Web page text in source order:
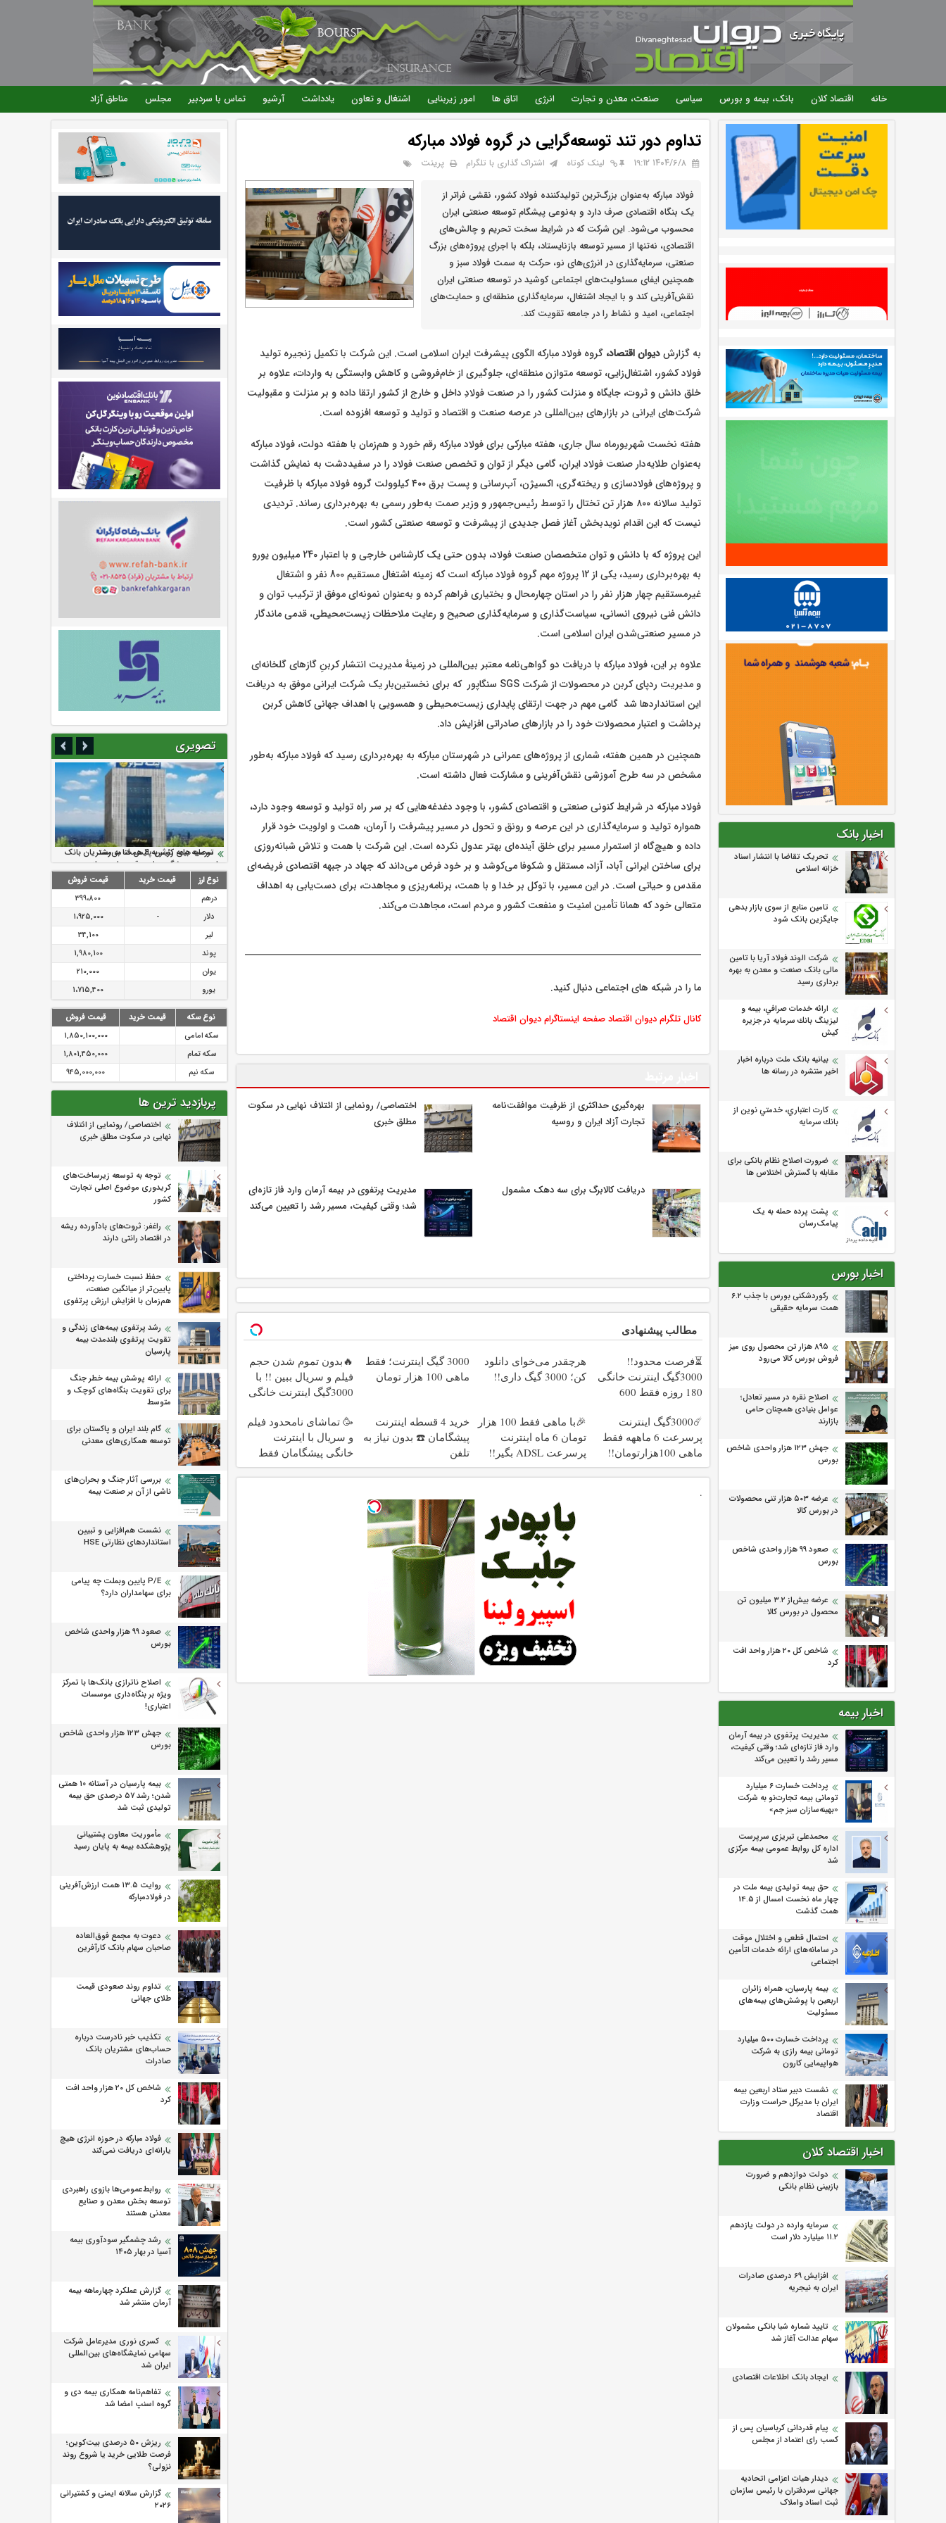
رفتن
به
محتوای
اصلی
خانه اقتصاد کلان بانک، بیمه و بورس سیاسی صنعت، معدن و تجارت انرژی اتاق ها امور زیربنایی اشتغال و تعاون یادداشت آرشیو تماس با سردبیر مجلس مناطق آزاد
اخبار بانک
تحریک تقاضا با انتشار اسناد
خزانه اسلامی
تامین منابع از سوی بازار بدهی
جایگزین بانک شود
شرکت الوند فولاد آریا با تامین
مالی بانک صنعت و معدن به بهره
برداری رسید
ارائه خدمات صرافي، بيمه و
ليزينگ بانك سرمايه در جزيره
كيش
بیانیه بانک ملت درباره اخبار
اخیر منتشره در رسانه ها
كارت اعتباري، خدمتي نوين از
بانك سرمايه
ضرورت اصلاح نظام بانکی برای
مقابله با گسترش اختلاس ها
پشت پرده حمله به یک
پیامک‌رسان
اخبار بورس
رکوردشکنی بورس با جذب ۶.۲
همت سرمایه حقیقی
۸۹۵ هزار تن محصول روی میز
فروش بورس کالا می‌‌رود
اصلاح نقره در مسیر تعادل؛
عوامل بنیادی همچنان حامی
بازارند
جهش ۱۲۳ هزار واحدی شاخص
بورس
عرضه ۵۰۳ هزار تنی محصولات
در بورس کالا
صعود ۹۹ هزار واحدی شاخص
بورس
عرضه بیش‌از ۳.۲ میلیون تن
محصول در بورس کالا
شاخص کل ۲۰ هزار واحد افت
کرد
اخبار بیمه
مدیریت پرتفوی در بیمه آرمان
وارد فاز تازه‌ای شد؛ وقتی کیفیت،
مسیر رشد را تعیین می‌کند
پرداخت خسارت ۶ میلیارد
تومانی بیمه تجارت‌نو به شرکت
«بهینه‌سازان سبز جم»
محمدعلی تبریزی سرپرست
اداره كل روابط عمومی بیمه مركزی
شد
حق بیمه تولیدی بیمه ملت در
چهار ماه نخست امسال از 14.5
همت گذشت
احتمال قطعی و اختلال موقت
در سامانه‌های ارائه خدمات اتأمین
اجتماعی
بیمه پارسیان، همراه زائران
اربعین با پوشش‌های بیمه‌های
مسئولیت
پرداخت خسارت ۵۰۰ میلیارد
تومانی بیمه رازی به شرکت
هواپیمایی کارون
نشست دبیر ستاد اربعین بیمه
ایران با مدیرکل حراست وزارت
اقتصاد
اخبار اقتصاد کلان
دولت دوازدهم و ضرورت
بازبینی نظام بانکی
سرمایه وارده در دولت یازدهم
۱۱.۲ میلیارد دلار است
افزایش 69 درصدی صادرات
ایران به نیجریه
تایید شماره شبا بانکی مشمولان
سهام عدالت آغاز شد
ایجاد بانک اطلاعات اقتصادی
پیام قدردانی کرباسیان پس از
کسب رای اعتماد از مجلس
دیدار هیات اعزامی اتحادیه
جهانی سردفتران با رئیس سازمان
ثبت اسناد واملاک
تداوم دور تند توسعه‌گرایی در گروه فولاد مباركه
۱۴۰۴/۶/۸ 19:12 لینک کوتاه اشتراک گذاری با تلگرام پرینت
فولاد مبارکه به‌عنوان بزرگ‌ترین تولیدکننده فولاد کشور، نقشی فراتر از
یک بنگاه اقتصادی صرف دارد و به‌نوعی پیشگام توسعه صنعتی ایران
محسوب می‌شود. این شرکت که در شرایط سخت تحریم و چالش‌های
اقتصادی، نه‌تنها از مسیر توسعه بازنایستاد، بلکه با اجرای پروژه‌های بزرگ
صنعتی، سرمایه‌گذاری در انرژی‌های نو، حرکت به سمت فولاد سبز و
همچنین ایفای مسئولیت‌های اجتماعی کوشید در توسعه صنعتی ایران
نقش‌آفرینی کند و با ایجاد اشتغال، سرمایه‌گذاری منطقه‌ای و حمایت‌های
اجتماعی، امید و نشاط را در جامعه تقویت کند.
به گزارشدیوان اقتصاد، گروه فولاد مبارکه الگوی پیشرفت ایران اسلامی است. این شرکت با تکمیل زنجیره تولید
فولاد کشور، اشتغال‌زایی، توسعه متوازن منطقه‌ای، جلوگیری از خام‌فروشی و کاهش وابستگی به واردات، علاوه بر
خلق دانش و ثروت، جایگاه و منزلت کشور را در صنعت فولادِ داخل و خارج از کشور ارتقا داده و بر منزلت و مقبولیت
شرکت‌های ایرانی در بازارهای بین‌المللی در عرصه صنعت و اقتصاد و تولید و توسعه افزوده است.
هفته نخست شهریورماه سال جاری، هفته مبارکی برای فولاد مبارکه رقم خورد و هم‌زمان با هفته دولت، فولاد مبارکه
به‌عنوان طلایه‌دار صنعت فولاد ایران، گامی دیگر از توان و تخصص صنعت فولاد را در سفیددشت به نمایش گذاشت
و پروژه‌های فولادسازی و ریخته‌گری، اکسیژن، آب‌رسانی و پست برق ۴۰۰ کیلوولت گروه فولاد مبارکه با ظرفیت
تولید سالانه ۸۰۰ هزار تن تختال را توسط رئیس‌جمهور و وزیر صمت به‌طور رسمی به بهره‌برداری رساند. تردیدی
نیست که این اقدام نویدبخش آغاز فصل جدیدی از پیشرفت و توسعه صنعتی کشور است.
این پروژه که با دانش و توان متخصصان صنعت فولاد، بدون حتی یک کارشناس خارجی و با اعتبار 240 میلیون یورو
به بهره‌برداری رسید، یکی از 12 پروژه مهم گروه فولاد مبارکه است که زمینه اشتغال مستقیم 800 نفر و اشتغال
غیرمستقیم چهار هزار نفر را در استان چهارمحال و بختیاری فراهم کرده و به‌عنوان نمونه‌ای موفق از ترکیب توان و
دانش فنی نیروی انسانی، سیاست‌گذاری و سرمایه‌گذاری صحیح و رعایت ملاحظات زیست‌محیطی، قدمی ماندگار
در مسیر صنعتی‌شدن ایران اسلامی است.
علاوه بر این، فولاد مبارکه با دریافت دو گواهی‌نامه معتبر بین‌المللی در زمینهٔ مدیریت انتشار کربنِ گازهای گلخانه‌ای
و مدیریت ردپای کربن در محصولات از شرکت SGS سنگاپور که برای نخستین‌بار یک شرکت ایرانی موفق به دریافت
این استانداردها شد گامی مهم در جهت ارتقای پایداری زیست‌محیطی و همسویی با اهداف جهانی کاهش کربن
برداشت و اعتبار محصولات خود را در بازارهای صادراتی افزایش داد.
همچنین در همین هفته، شماری از پروژه‌های عمرانی در شهرستان مبارکه به بهره‌برداری رسید که فولاد مبارکه به‌طور
مشخص در سه طرح آموزشی نقش‌آفرینی و مشارکت فعال داشته است.
فولاد مبارکه در شرایط کنونی صنعتی و اقتصادی کشور، با وجود دغدغه‌هایی که بر سر راه تولید و توسعه وجود دارد،
همواره تولید و سرمایه‌گذاری در این عرصه و رونق و تحول در مسیر پیشرفت را آرمان، همت و اولویت خود قرار
داده و هیچ‌گاه از استمرار مسیر برای خلق آینده‌ای بهتر عدول نکرده است. این شرکت با همت و تلاش شبانه‌روزی
برای ساختن ایرانی آباد، آزاد، مستقل و شکوفا می‌کوشد و بر خود فرض می‌داند که جهاد در جبهه اقتصادی فریضه‌ای
مقدس و حیاتی است. در این مسیر، با توکل بر خدا و با همت، برنامه‌ریزی و مجاهدت، برای دست‌یابی به اهداف
متعالی خود که همانا تأمین امنیت و منفعت کشور و مردم است، مجاهدت می‌کند.
ما را در شبکه های اجتماعی دنبال کنید.
کانال تلگرام دیوان اقتصادصفحه اینستاگرام دیوان اقتصاد
بهره‌گیری حداکثری از ظرفیت موافقت‌نامه
تجارت آزاد ایران و روسیه
اختصاصی/ رونمایی از ائتلاف‌ نهایی در سکوت
مطلق خبری
دریافت کالابرگ برای سه دهک مشمول
مدیریت پرتفوی در بیمه آرمان وارد فاز تازه‌ای
شد؛ وقتی کیفیت، مسیر رشد را تعیین می‌کند
مطالب پیشنهادی
⏳فرصت محدود!!
3000گیگ اینترنت خانگی
180 روزه فقط 600
هرچقدر می‌خوای دانلود
کن؛ 3000 گیگ داری!!
3000 گیگ اینترنت؛ فقط
ماهی 100 هزار تومان
🔥بدون تموم شدن حجم
فیلم و سریال ببین !! با
3000گیگ اینترنت خانگی
☄️3000گیگ اینترنت
پرسرعت 6 ماههه فقط
ماهی 100هزارتومان!!
🎉با ماهی فقط 100 هزار
تومان 6 ماه اینترنت
پرسرعت ADSL بگیر!!
خرید 4 قسطه اینترنت
پیشگامان ☎️ بدون نیاز به
تلفن
🥳 تماشای نامحدود فیلم
و سریال با اینترنت
خانگی پیشگامان فقط
ماهی 100
.
تصویری
ارزش سهام عدالت بالا رفت
سرمایه بیمه کوثر به ۴ همت می‌رسد
نود ثانیه با فولاد سنگان
تقدیر دبیرکل سندیکای بیمه گران ایران از
اقدامات مدیرعامل بیمه رازی
توصیه های رئیس پلیس فتا به مشتریان بانک
ها در مورد پیشگیری از سرقت های مجازی
نوع ارز قیمت خرید
قیمت فروش
درهم
399،800
دلار
-
1،925,000
لیر
34,100
پوند
1,980,100
یوان
210,000
یورو
1،715,400
نوع سکه قیمت خرید
قیمت فروش
سکه امامی
1,850,100,000
سکه تمام
1,801,450,000
سکه نیم
945,000,000
پربازدید ترین ها
اختصاصی/ رونمایی از ائتلاف‌
نهایی در سکوت مطلق خبری
توجه به توسعه زیرساخت‌های
کریدوری موضوع اصلی تجارت
کشور
راغفر: ثروت‌های بادآورده ریشه
در اقتصاد رانتی دارند
حفظ نسبت خسارت پرداختی
پایین‌تر از میانگین صنعت،
هم‌زمان با افزایش ارزش پرتفوی
رشد پرتفوی بیمه‌های زندگی و
تقویت پرتفوی بلندمدت بیمه
پارسیان
ارائه پوشش بیمه خطر جنگ
برای تقویت بنگاه‌های کوچک و
متوسط
گام بلند ایران و پاکستان برای
توسعه همکاری‌های معدنی
بررسی آثار جنگ و بحران‌های
ناشی از آن بر صنعت بیمه
نشست هم‌افزایی و تبیین
استانداردهای نظارتی HSE
P/E پایین وبملت چه پیامی
برای سهامداران دارد؟
صعود ۹۹ هزار واحدی شاخص
بورس
اصلاح ناترازی بانک‌ها با تمرکز
ویژه بر بنگاه‌داری موسسات
اعتباری!
جهش ۱۲۳ هزار واحدی شاخص
بورس
بیمه پارسیان در آستانه 10 همتی
شدن؛ رشد ۵۷ درصدی حق بیمه
تولیدی ثبت شد
مأموریت معاون پشتیبانی
پژوهشكده بیمه به پایان رسید
روایت ۱۳.۵ همت ارزش‌آفرینی
در فولادمبارکه
دعوت به مجمع فوق‌العاده
صاحبان سهام بانک کارآفرین
تداوم روند صعودی قیمت
طلای جهانی
تکذیب خبر نادرست درباره
حساب‌های مشتریان بانک
صادرات
شاخص کل ۲۰ هزار واحد افت
کرد
فولاد مبارکه در حوزه انرژی هیچ
یارانه‌ای دریافت نمی‌کند
روابط‌‌عمومی‌ها بازوی راهبردی
توسعه بخش معدن و صنایع
معدنی هستند
رشد چشمگیر سودآوری بیمه
آسیا در بهار ۱۴۰۵
گزارش عملکرد چهارماهه بیمه
آرمان منتشر شد
کسری نوری مدیرعامل شرکت
سهامی نمایشگاه‌های بین‌المللی
ایران شد
تفاهم‌نامه همکاری بیمه دی و
گروه اسنپ امضا شد
ریزش ۵۰ درصدی بیت‌کوین؛
فرصت طلایی خرید یا شروع روند
نزولی؟
گزارش سالانه ایمنی و كشتیرانی
۲۰۲۶